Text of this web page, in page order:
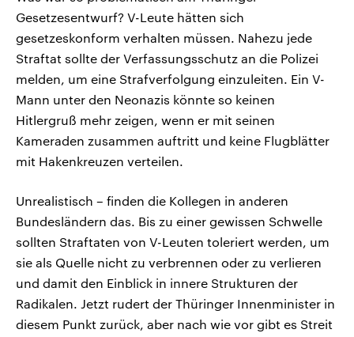
Gesetzesentwurf? V-Leute hätten sich
gesetzeskonform verhalten müssen. Nahezu jede
Straftat sollte der Verfassungsschutz an die Polizei
melden, um eine Strafverfolgung einzuleiten. Ein V-
Mann unter den Neonazis könnte so keinen
Hitlergruß mehr zeigen, wenn er mit seinen
Kameraden zusammen auftritt und keine Flugblätter
mit Hakenkreuzen verteilen.
Unrealistisch – finden die Kollegen in anderen
Bundesländern das. Bis zu einer gewissen Schwelle
sollten Straftaten von V-Leuten toleriert werden, um
sie als Quelle nicht zu verbrennen oder zu verlieren
und damit den Einblick in innere Strukturen der
Radikalen. Jetzt rudert der Thüringer Innenminister in
diesem Punkt zurück, aber nach wie vor gibt es Streit